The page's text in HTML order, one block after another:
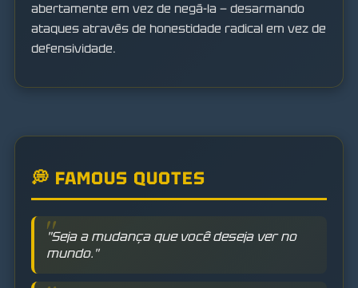
abertamente em vez de negá-la — desarmando
ataques através de honestidade radical em vez de
defensividade.
💭 FAMOUS QUOTES
"Seja a mudança que você deseja ver no
mundo."